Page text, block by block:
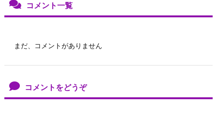
コメント一覧
まだ、コメントがありません
コメントをどうぞ